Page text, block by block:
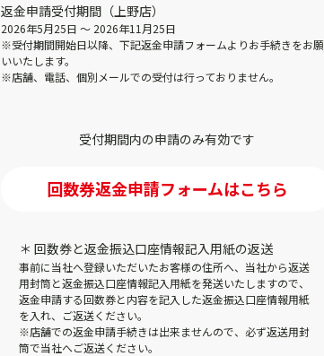
返金申請受付期間（上野店）
2026年5月25日 ～ 2026年11月25日
※受付期間開始日以降、下記返金申請フォームよりお手続きをお願
いいたします。
※店舗、電話、個別メールでの受付は行っておりません。
受付期間内の申請のみ有効です
回数券返金申請フォームはこちら
＊ 回数券と返金振込口座情報記入用紙の返送
事前に当社へ登録いただいたお客様の住所へ、当社から返送
用封筒と返金振込口座情報記入用紙を発送いたしますので、
返金申請する回数券と内容を記入した返金振込口座情報用紙
を入れ、ご返送ください。
※店舗での返金申請手続きは出来ませんので、必ず返送用封
筒で当社へご返送ください。